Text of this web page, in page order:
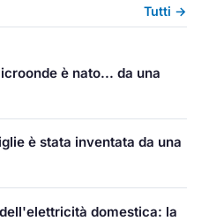
Tutti →
è nato... da una
è stata inventata da una
domestica: la